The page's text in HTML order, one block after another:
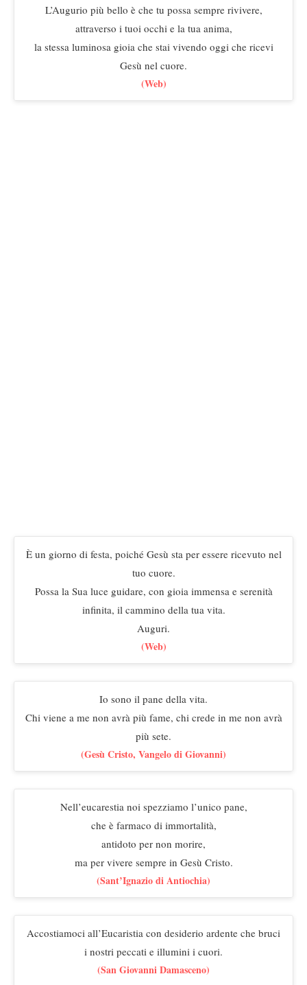
L’Augurio più bello è che tu possa sempre rivivere,
attraverso i tuoi occhi e la tua anima,
la stessa luminosa gioia che stai vivendo oggi che ricevi
Gesù nel cuore.
(Web)
È un giorno di festa, poiché Gesù sta per essere ricevuto nel
tuo cuore.
Possa la Sua luce guidare, con gioia immensa e serenità
infinita, il cammino della tua vita.
Auguri.
(Web)
Io sono il pane della vita.
Chi viene a me non avrà più fame, chi crede in me non avrà
più sete.
(Gesù Cristo, Vangelo di Giovanni)
Nell’eucarestia noi spezziamo l’unico pane,
che è farmaco di immortalità,
antidoto per non morire,
ma per vivere sempre in Gesù Cristo.
(Sant’Ignazio di Antiochia)
Accostiamoci all’Eucaristia con desiderio ardente che bruci
i nostri peccati e illumini i cuori.
(San Giovanni Damasceno)